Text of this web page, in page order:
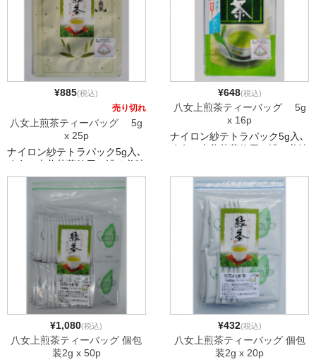
商品一覧
お問い合わせ
¥885(税込)
売り切れ
八女上煎茶ティーバッグ 5g
x 25p
ナイロン紗テトラパック5g入､
八女の上煎茶葉使用で濃く美味
しく出せます また､水 […]
¥648(税込)
八女上煎茶ティーバッグ 5g
x 16p
ナイロン紗テトラパック5g入､
八女の上煎茶葉使用で濃く美味
¥1,080(税込)
八女上煎茶ティーバッグ 個包
装2g x 50p
¥432(税込)
八女上煎茶ティーバッグ 個包
装2g x 20p